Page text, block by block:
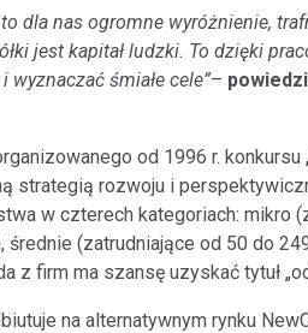
dla nas ogromne wyróżnienie,
jest kapitał ludzki. To dzięki
śmiałe cele”–
od 1996 r.
strategią rozwoju i
w czterech kategoriach: mikro
(zatrudniające od 50 do
z firm ma szansę uzyskać tytuł
na alternatywnym rynku